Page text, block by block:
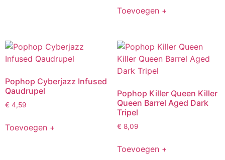
Toevoegen +
Pophop Cyberjazz Infused
Qaudrupel
€ 4,59
Toevoegen +
Pophop Killer Queen Killer
Queen Barrel Aged Dark
Tripel
€ 8,09
Toevoegen +